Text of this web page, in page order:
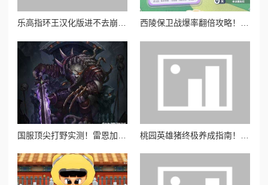
乐高指环王汉化版进不去崩溃！3招轻松修复，老玩家都推荐！ 西陵保卫战爆率翻倍攻略！萌新也能轻松通关的隐藏技巧大公开